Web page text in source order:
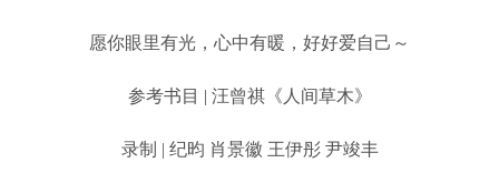
愿你眼里有光，心中有暖，好好爱自己～
参考书目 | 汪曾祺《人间草木》
录制 | 纪昀 肖景徽 王伊彤 尹竣丰